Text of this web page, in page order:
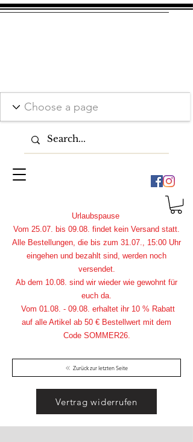
Zurück zur letzten Seite
Urlaubspause
Vom 25.07. bis 09.08. findet kein Versand statt.
Alle Bestellungen, die bis zum 31.07., 15:00 Uhr
eingehen und bezahlt sind, werden noch
versendet.
Ab dem 10.08. sind wir wieder wie gewohnt für
euch da.
Vom 01.08. - 09.08. erhaltet ihr 10 % Rabatt
auf alle Artikel ab 50 € Bestellwert mit dem
Code SOMMER26.
Vertrag widerrufen